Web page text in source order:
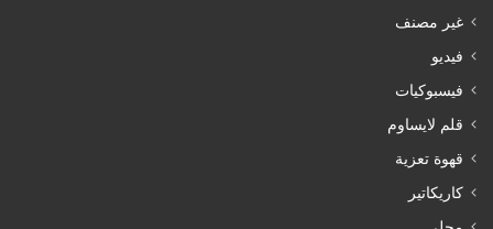
غير مصنف
فيديو
فيسبوكيات
قلم لايساوم
قهوة تعزية
كاريكاتير